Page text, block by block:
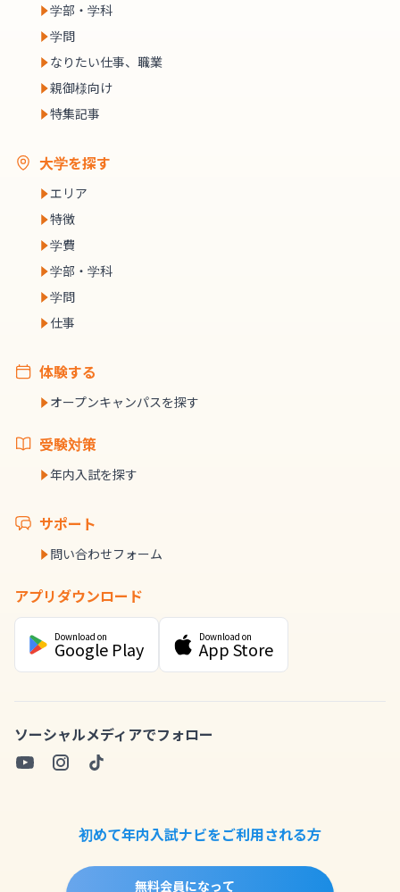
学部・学科
学問
なりたい仕事、職業
親御様向け
特集記事
大学を探す
エリア
特徴
学費
学部・学科
学問
仕事
体験する
オープンキャンパスを探す
受験対策
年内入試を探す
サポート
問い合わせフォーム
アプリダウンロード
Download on
Google Play
Download on
App Store
ソーシャルメディアでフォロー
初めて年内入試ナビをご利用される方
無料会員になって